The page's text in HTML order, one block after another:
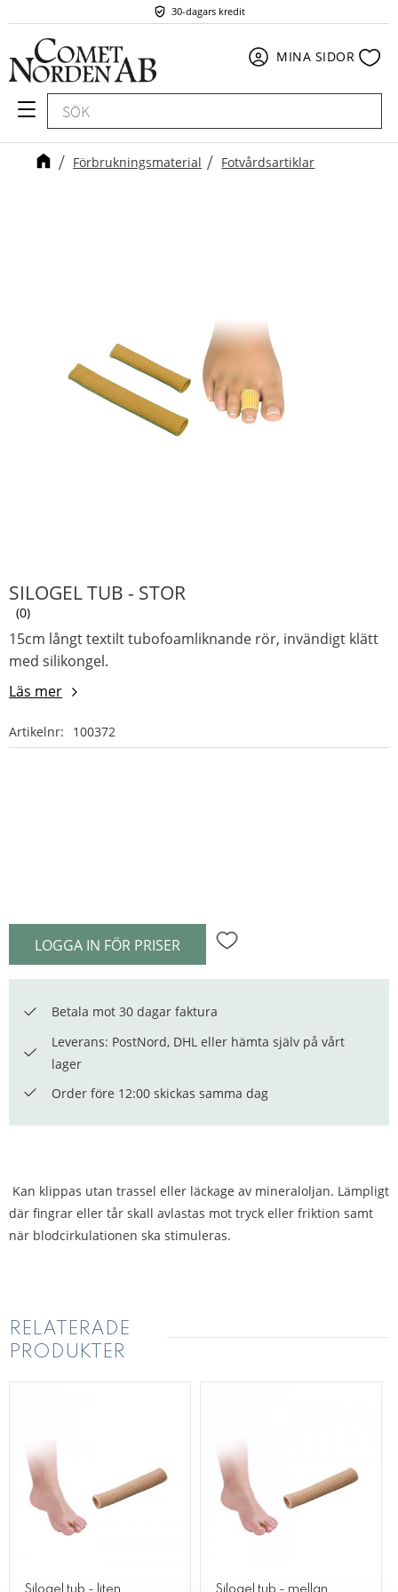
Meny
30-dagars kredit
MINA SIDOR
Förbrukningsmaterial Fotvårdsartiklar
SILOGEL TUB - STOR
0
15cm långt textilt tubofoamliknande rör, invändigt klätt
med silikongel.
Läs mer
LOGGA IN FÖR PRISER Lägg till i favoriter
Artikelnr 100372
Betala mot 30 dagar faktura
Leverans: PostNord, DHL eller hämta själv på vårt
lager
Order före 12:00 skickas samma dag
Kan klippas utan trassel eller läckage av mineraloljan. Lämpligt
där fingrar eller tår skall avlastas mot tryck eller friktion samt
när blodcirkulationen ska stimuleras.
RELATERADE
PRODUKTER